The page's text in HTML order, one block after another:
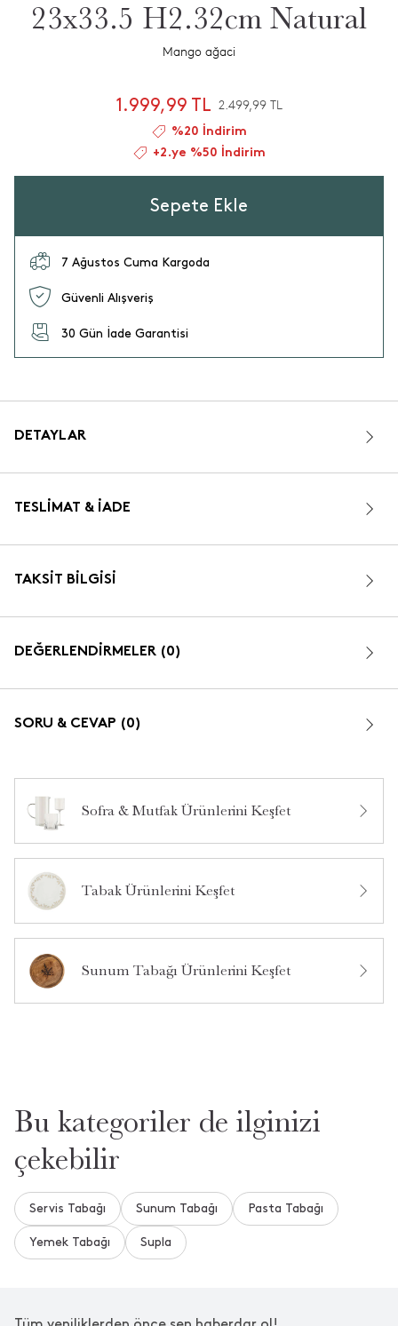
23x33.5 H2.32cm Natural
Mango ağaci
1.999,99 TL 2.499,99 TL
%20 İndirim
+2.ye %50 İndirim
Sepete Ekle
7 Ağustos Cuma Kargoda
Güvenli Alışveriş
30 Gün İade Garantisi
DETAYLAR
TESLIMAT & İADE
TAKSIT BILGISI
DEĞERLENDİRMELER (0)
SORU & CEVAP (0)
Bu ürün hakkında daha önce hiç soru sorulmamış.
Ürün Hakkında Soru Sor
Sofra & Mutfak Ürünlerini Keşfet
Tabak Ürünlerini Keşfet
Sunum Tabağı Ürünlerini Keşfet
Bu kategoriler de ilginizi
çekebilir
Servis Tabağı Sunum Tabağı Pasta Tabağı
Yemek Tabağı Supla